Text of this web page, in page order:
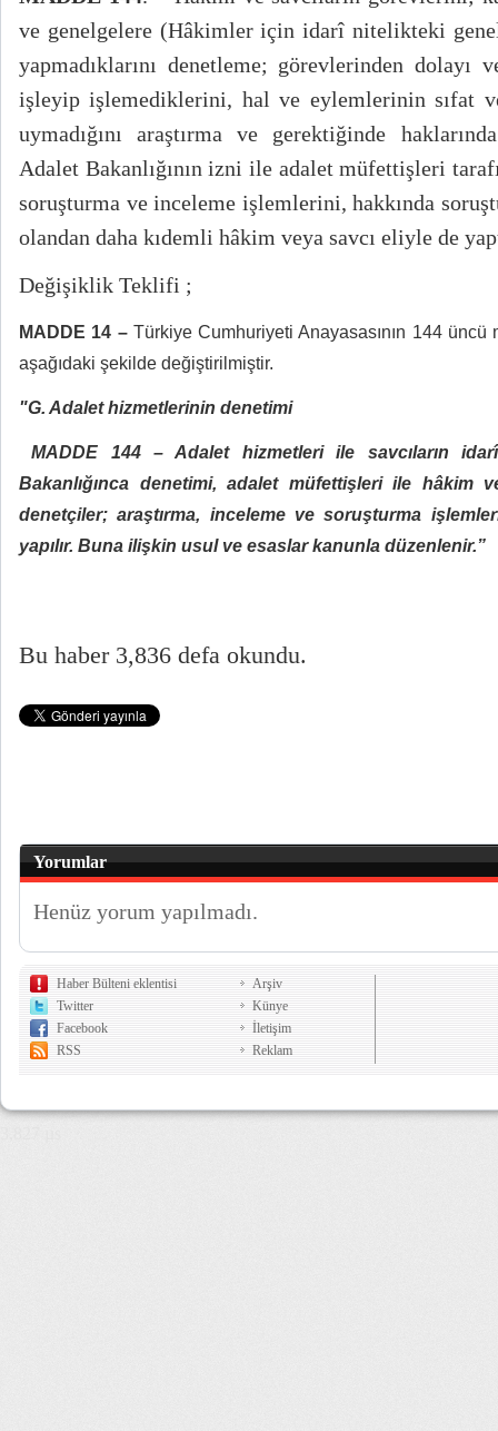
ve genelgelere (Hâkimler için idarî nitelikteki
yapmadıklarını denetleme; görevlerinden dolayı
işleyip işlemediklerini, hal ve eylemlerinin sıfat
uymadığını araştırma ve gerektiğinde
Adalet Bakanlığının izni ile adalet müfettişleri
soruşturma ve inceleme işlemlerini, hakkında
olandan daha kıdemli hâkim veya savcı eliyle de
Değişiklik Teklifi ;
MADDE 14 –Türkiye Cumhuriyeti Anayasasının 144 üncü
aşağıdaki şekilde değiştirilmiştir.
"G. Adalet hizmetlerinin denetimi
MADDE 144 – Adalet hizmetleri ile savcıların
Bakanlığınca denetimi, adalet müfettişleri ile hâkim
denetçiler; araştırma, inceleme ve soruşturma
yapılır. Buna ilişkin usul ve esaslar kanunla düzenlenir.”
Bu haber 3,836 defa okundu.
Yorumlar
Henüz yorum yapılmadı.
Haber Bülteni eklentisi
Twitter
Facebook
RSS
Arşiv
Künye
İletişim
Reklam